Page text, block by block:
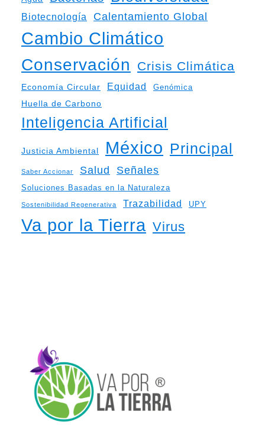
Biotecnología Calentamiento Global
Cambio Climático
Conservación Crisis Climática
Economía Circular Equidad Genómica
Huella de Carbono
Inteligencia Artificial
Justicia Ambiental México Principal
Saber Accionar Salud Señales
Soluciones Basadas en la Naturaleza
Sostenibilidad Regenerativa Trazabilidad UPY
Va por la Tierra Virus